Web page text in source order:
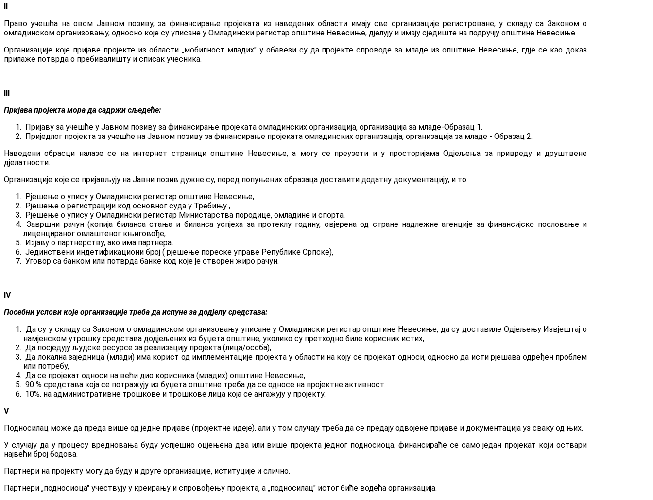
II
Право учешћа на овом Јавном позиву, за финансирање пројеката из наведених области имају све организације регистроване, у складу са Законом о
омладинском организовању, односно које су уписане у Омладински регистар општине Невесиње, дјелују и имају сједиште на подручју општине Невесиње.
Организације које пријаве пројекте из области „мобилност младих" у обавези су да пројекте спроводе за младе из општине Невесиње, гдје се као доказ
прилаже потврда о пребивалишту и списак учесника.
III
Пријава пројекта мора да садржи сљедеће:
Пријаву за учешће у Јавном позиву за финансирање пројеката омладинских организација, организација за младе-Образац 1.
Приједлог пројекта за учешће на Јавном позиву за финансирање пројеката омладинских организација, организација за младе - Образац 2.
Наведени обрасци налазе се на интернет страници општине Невесиње, а могу се преузети и у просторијама Одјељења за привреду и друштвене
дјелатности.
Организације које се пријављују на Јавни позив дужне су, поред попуњених образаца доставити додатну документацију, и то:
Рјешење о упису у Омладински регистар општине Невесиње,
Рјешење о регистрацији код основног суда у Требињу ,
Рјешење о упису у Омладински регистар Министарства породице, омладине и спорта,
Завршни рачун (копија биланса стања и биланса успјеха за протеклу годину, овјерена од стране надлежне агенције за финансијско пословање и
лиценцираног овлаштеног књиговође,
Изјаву о партнерству, ако има партнера,
Јединствени индетификациони број ( рјешење пореске управе Републике Српске),
Уговор са банком или потврда банке код које је отворен жиро рачун.
IV
Посебни услови које организације треба да испуне за додјелу средстава:
Да су у складу са Законом о омладинском организовању уписане у Омладински регистар општине Невесиње, да су доставиле Одјељењу Извјештај о
намјенском утрошку средстава додјељених из буџета општине, уколико су претходно биле корисник истих,
Да посједују људске ресурсе за реализацију пројекта (лица/особа),
Да локална заједница (млади) има корист од имплементације пројекта у области на коју се пројекат односи, односно да исти рјешава одређен проблем
или потребу,
Да се пројекат односи на већи дио корисника (младих) општине Невесиње,
90 % средстава која се потражују из буџета општине треба да се односе на пројектне активност.
10%, на административне трошкове и трошкове лица која се ангажују у пројекту.
V
Подносилац може да преда више од једне пријаве (пројектне идеје), али у том случају треба да се предају одвојене пријаве и документација уз сваку од њих.
У случају да у процесу вредновања буду успјешно оцјењена два или више пројекта једног подносиоца, финансираће се само један пројекат који оствари
највећи број бодова.
Партнери на пројекту могу да буду и друге организације, иституције и слично.
Партнери „подносиоца" учествују у креирању и спровођењу пројекта, а „подносилац" истог биће водећа организација.